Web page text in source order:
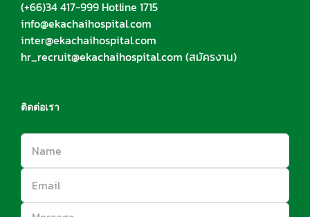
(+66)34 417-999 Hotline 1715
info@ekachaihospital.com
inter@ekachaihospital.com
hr_recruit@ekachaihospital.com (สมัครงาน)
ติดต่อเรา